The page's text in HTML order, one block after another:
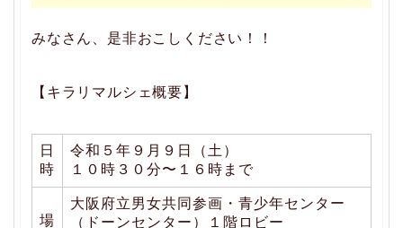
みなさん、是非おこしください！！
【キラリマルシェ概要】
日
時
令和５年９月９日（土）
１０時３０分〜１６時まで
場
大阪府立男女共同参画・青少年センター
（ドーンセンター）１階ロビー